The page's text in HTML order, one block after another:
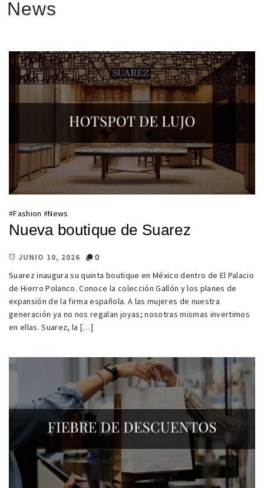
News
#Fashion #News
Nueva boutique de Suarez
JUNIO 10, 2026
0
Suarez inaugura su quinta boutique en México dentro de El Palacio
de Hierro Polanco. Conoce la colección Gallón y los planes de
expansión de la firma española. A las mujeres de nuestra
generación ya no nos regalan joyas; nosotras mismas invertimos
en ellas. Suarez, la […]